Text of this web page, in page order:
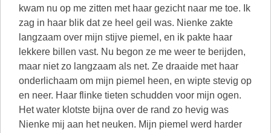
kwam nu op me zitten met haar gezicht naar me toe. Ik
zag in haar blik dat ze heel geil was. Nienke zakte
langzaam over mijn stijve piemel, en ik pakte haar
lekkere billen vast. Nu begon ze me weer te berijden,
maar niet zo langzaam als net. Ze draaide met haar
onderlichaam om mijn piemel heen, en wipte stevig op
en neer. Haar flinke tieten schudden voor mijn ogen.
Het water klotste bijna over de rand zo hevig was
Nienke mij aan het neuken. Mijn piemel werd harder